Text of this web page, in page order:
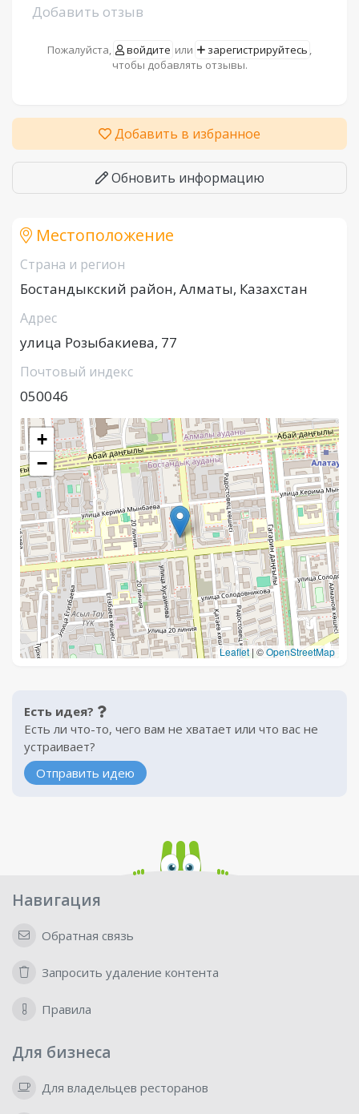
Добавить отзыв
Пожалуйста, войдите или зарегистрируйтесь ,
чтобы добавлять отзывы.
Добавить в избранное
Обновить информацию
Местоположение
Страна и регион
Бостандыкский район, Алматы, Казахстан
Адрес
улица Розыбакиева, 77
Почтовый индекс
050046
+
−
Leaflet | ©OpenStreetMap
Есть идея?
Есть ли что-то, чего вам не хватает или что вас не
устраивает?
Отправить идею
Навигация
Обратная связь
Запросить удаление контента
Правила
Для бизнеса
Для владельцев ресторанов